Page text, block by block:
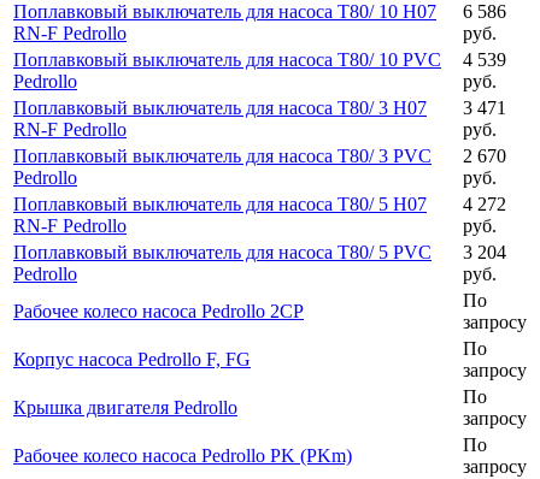
Поплавковый выключатель для насоса T80/ 10 H07
RN-F Pedrollo
6 586
руб.
Поплавковый выключатель для насоса T80/ 10 PVC
Pedrollo
4 539
руб.
Поплавковый выключатель для насоса T80/ 3 H07
RN-F Pedrollo
3 471
руб.
Поплавковый выключатель для насоса T80/ 3 PVC
Pedrollo
2 670
руб.
Поплавковый выключатель для насоса T80/ 5 H07
RN-F Pedrollo
4 272
руб.
Поплавковый выключатель для насоса T80/ 5 PVC
Pedrollo
3 204
руб.
Рабочее колесо насоса Pedrollo 2CP
По
запросу
Корпус насоса Pedrollo F, FG
По
запросу
Крышка двигателя Pedrollo
По
запросу
Рабочее колесо насоса Pedrollo PK (PKm)
По
запросу